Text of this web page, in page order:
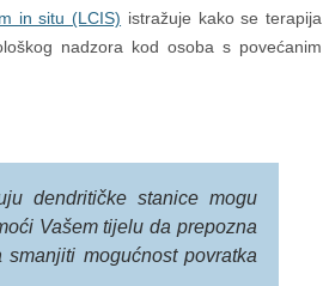
in situ (LCIS) istražuje kako se terapija
nadzora kod osoba s povećanim
dendritičke stanice mogu
Vašem tijelu da prepozna
mogućnost povratka